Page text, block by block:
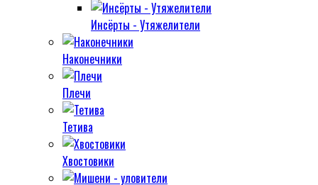
Инсёрты - Утяжелители
Наконечники
Плечи
Тетива
Хвостовики